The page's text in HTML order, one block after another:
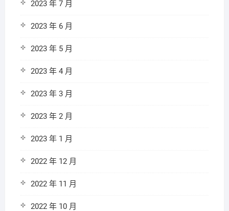
2023 年 7 月
2023 年 6 月
2023 年 5 月
2023 年 4 月
2023 年 3 月
2023 年 2 月
2023 年 1 月
2022 年 12 月
2022 年 11 月
2022 年 10 月